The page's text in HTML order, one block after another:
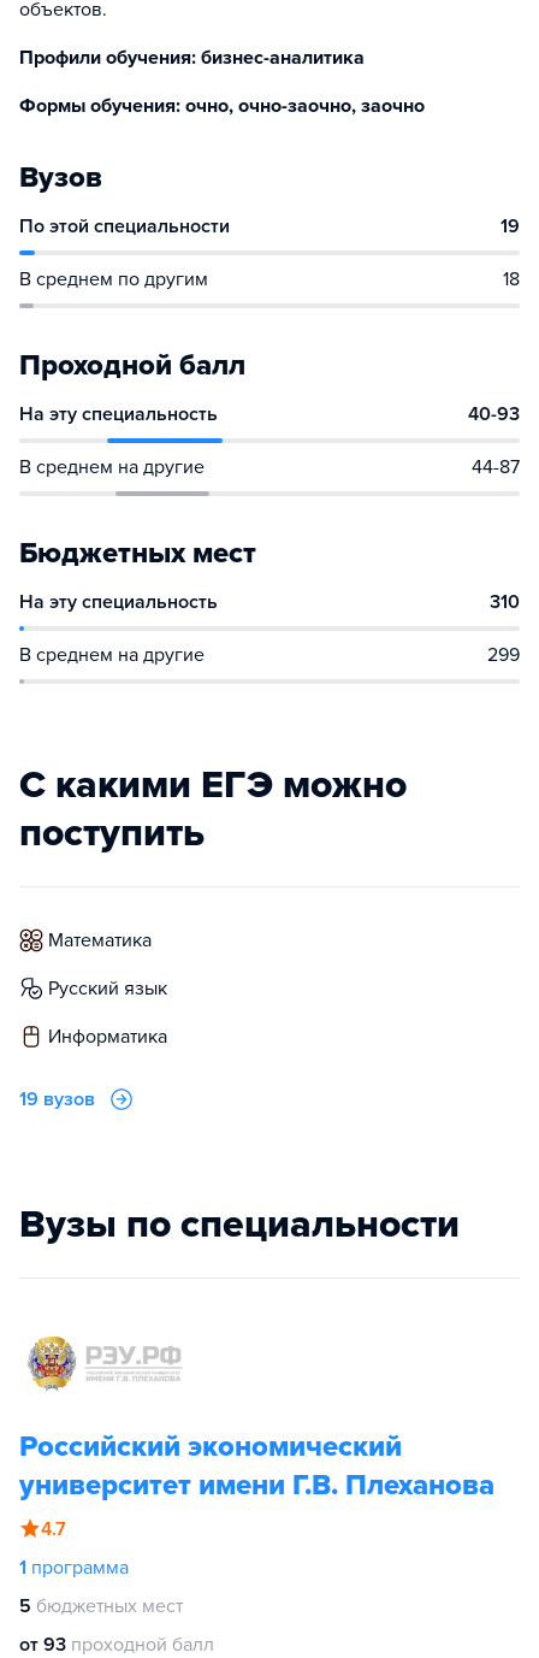
объектов.
Профили обучения: бизнес-аналитика
Формы обучения: очно, очно-заочно, заочно
Вузов
По этой специальности 19
В среднем по другим 18
Проходной балл
На эту специальность 40-93
В среднем на другие 44-87
Бюджетных мест
На эту специальность 310
В среднем на другие 299
С какими ЕГЭ можно
поступить
математика
русский язык
информатика
19 вузов
Вузы по специальности
Российский экономический
университет имени Г.В. Плеханова
4.7
1 программа
5 бюджетных мест
от 93 проходной балл